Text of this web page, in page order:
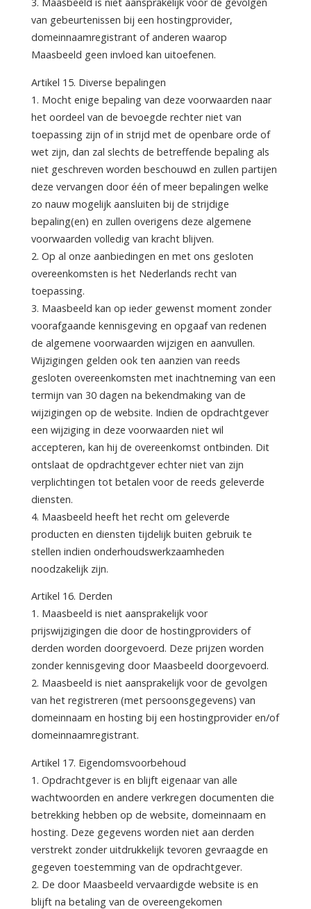
3. Maasbeeld is niet aansprakelijk voor de gevolgen
van gebeurtenissen bij een hostingprovider,
domeinnaamregistrant of anderen waarop
Maasbeeld geen invloed kan uitoefenen.
Artikel 15. Diverse bepalingen
1. Mocht enige bepaling van deze voorwaarden naar
het oordeel van de bevoegde rechter niet van
toepassing zijn of in strijd met de openbare orde of
wet zijn, dan zal slechts de betreffende bepaling als
niet geschreven worden beschouwd en zullen partijen
deze vervangen door één of meer bepalingen welke
zo nauw mogelijk aansluiten bij de strijdige
bepaling(en) en zullen overigens deze algemene
voorwaarden volledig van kracht blijven.
2. Op al onze aanbiedingen en met ons gesloten
overeenkomsten is het Nederlands recht van
toepassing.
3. Maasbeeld kan op ieder gewenst moment zonder
voorafgaande kennisgeving en opgaaf van redenen
de algemene voorwaarden wijzigen en aanvullen.
Wijzigingen gelden ook ten aanzien van reeds
gesloten overeenkomsten met inachtneming van een
termijn van 30 dagen na bekendmaking van de
wijzigingen op de website. Indien de opdrachtgever
een wijziging in deze voorwaarden niet wil
accepteren, kan hij de overeenkomst ontbinden. Dit
ontslaat de opdrachtgever echter niet van zijn
verplichtingen tot betalen voor de reeds geleverde
diensten.
4. Maasbeeld heeft het recht om geleverde
producten en diensten tijdelijk buiten gebruik te
stellen indien onderhoudswerkzaamheden
noodzakelijk zijn.
Artikel 16. Derden
1. Maasbeeld is niet aansprakelijk voor
prijswijzigingen die door de hostingproviders of
derden worden doorgevoerd. Deze prijzen worden
zonder kennisgeving door Maasbeeld doorgevoerd.
2. Maasbeeld is niet aansprakelijk voor de gevolgen
van het registreren (met persoonsgegevens) van
domeinnaam en hosting bij een hostingprovider en/of
domeinnaamregistrant.
Artikel 17. Eigendomsvoorbehoud
1. Opdrachtgever is en blijft eigenaar van alle
wachtwoorden en andere verkregen documenten die
betrekking hebben op de website, domeinnaam en
hosting. Deze gegevens worden niet aan derden
verstrekt zonder uitdrukkelijk tevoren gevraagde en
gegeven toestemming van de opdrachtgever.
2. De door Maasbeeld vervaardigde website is en
blijft na betaling van de overeengekomen